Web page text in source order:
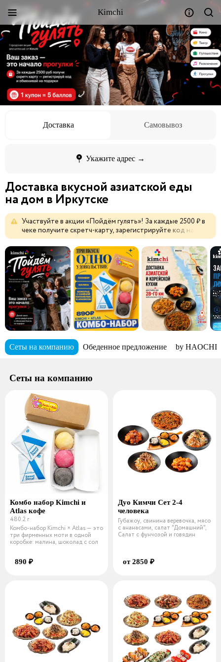
Kimchi
Доставка Самовывоз
Укажите адрес →
Доставка вкусной азиатской еды
на дом в Иркутске
Участвуйте в акции «Пойдём гулять»! За каждые 2500 ₽в
чеке получите скретч-карту, зарегистрируйте код на
kimchi-promo-shop.ruиобменивайтебаллынаподарки.
Сеты на компанию Обеденное предложение by HAOCHI
Сеты на компанию
Комбо набор Kimchi и
Atlas кофе
480.2 г
Комбо-набор Kimchi × Atlas — это
три фирменных моти в одной
коробке: малина, шоколад с сол
890 ₽
Дуо Кимчи Сет 2-4
человека
Губажоу, свинина веревочка, мясо
с ананасами, салат "Домашний",
Салат с фунчозой и говядин
от 2850 ₽